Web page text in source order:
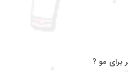
برای مو ?